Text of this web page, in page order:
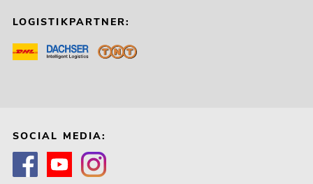
LOGISTIKPARTNER:
SOCIAL MEDIA: